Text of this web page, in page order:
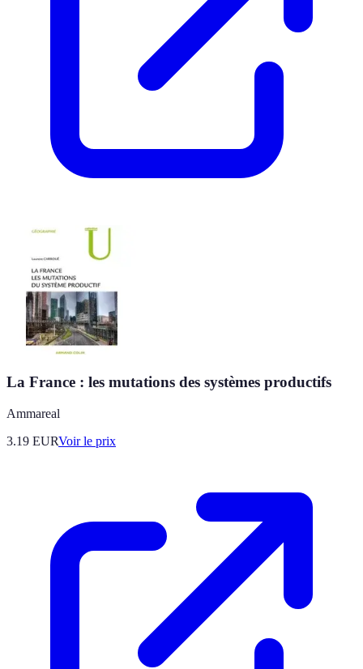
La France : les mutations des systèmes productifs
Ammareal
3.19 EURVoir le prix